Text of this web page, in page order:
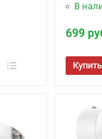
В
699
Купить